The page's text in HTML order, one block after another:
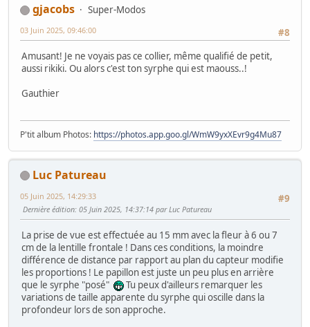
gjacobs
Super-Modos
#8
03 Juin 2025, 09:46:00
Amusant! Je ne voyais pas ce collier, même qualifié de petit,
aussi rikiki. Ou alors c'est ton syrphe qui est maouss..!
Gauthier
P'tit album Photos: https://photos.app.goo.gl/WmW9yxXEvr9g4Mu87
Luc Patureau
#9
05 Juin 2025, 14:29:33
Dernière édition: 05 Juin 2025, 14:37:14 par Luc Patureau
La prise de vue est effectuée au 15 mm avec la fleur à 6 ou 7
cm de la lentille frontale ! Dans ces conditions, la moindre
différence de distance par rapport au plan du capteur modifie
les proportions ! Le papillon est juste un peu plus en arrière
que le syrphe "posé"
Tu peux d'ailleurs remarquer les
variations de taille apparente du syrphe qui oscille dans la
profondeur lors de son approche.